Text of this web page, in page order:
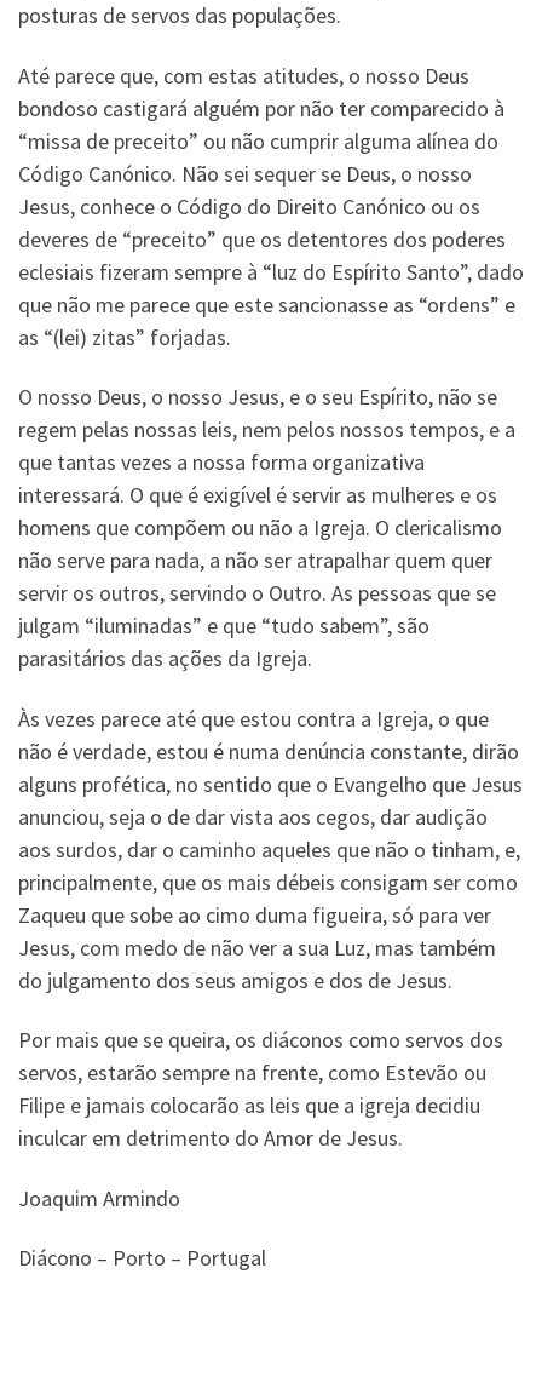
posturas de servos das populações.
Até parece que, com estas atitudes, o nosso Deus
bondoso castigará alguém por não ter comparecido à
“missa de preceito” ou não cumprir alguma alínea do
Código Canónico. Não sei sequer se Deus, o nosso
Jesus, conhece o Código do Direito Canónico ou os
deveres de “preceito” que os detentores dos poderes
eclesiais fizeram sempre à “luz do Espírito Santo”, dado
que não me parece que este sancionasse as “ordens” e
as “(lei) zitas” forjadas.
O nosso Deus, o nosso Jesus, e o seu Espírito, não se
regem pelas nossas leis, nem pelos nossos tempos, e a
que tantas vezes a nossa forma organizativa
interessará. O que é exigível é servir as mulheres e os
homens que compõem ou não a Igreja. O clericalismo
não serve para nada, a não ser atrapalhar quem quer
servir os outros, servindo o Outro. As pessoas que se
julgam “iluminadas” e que “tudo sabem”, são
parasitários das ações da Igreja.
Às vezes parece até que estou contra a Igreja, o que
não é verdade, estou é numa denúncia constante, dirão
alguns profética, no sentido que o Evangelho que Jesus
anunciou, seja o de dar vista aos cegos, dar audição
aos surdos, dar o caminho aqueles que não o tinham, e,
principalmente, que os mais débeis consigam ser como
Zaqueu que sobe ao cimo duma figueira, só para ver
Jesus, com medo de não ver a sua Luz, mas também
do julgamento dos seus amigos e dos de Jesus.
Por mais que se queira, os diáconos como servos dos
servos, estarão sempre na frente, como Estevão ou
Filipe e jamais colocarão as leis que a igreja decidiu
inculcar em detrimento do Amor de Jesus.
Joaquim Armindo
Diácono – Porto – Portugal